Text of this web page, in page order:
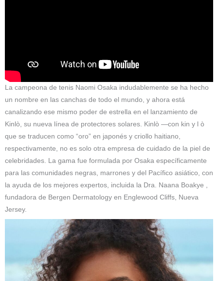
La campeona de tenis Naomi Osaka indudablemente se ha hecho
un nombre en las canchas de todo el mundo, y ahora está
canalizando ese mismo poder de estrella en el lanzamiento de
Kinlò, su nueva línea de protectores solares. Kinlò —con kin y l ò
que se traducen como “oro” en japonés y criollo haitiano,
respectivamente, no es solo otra empresa de cuidado de la piel de
celebridades. La gama fue formulada por Osaka específicamente
para las comunidades negras, marrones y del Pacífico asiático, con
la ayuda de los mejores expertos, incluida la Dra. Naana Boakye ,
fundadora de Bergen Dermatology en Englewood Cliffs, Nueva
Jersey.